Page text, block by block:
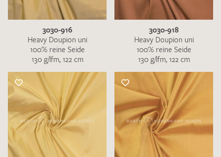
3030-916
Heavy Doupion uni
100% reine Seide
130 g/lfm, 122 cm
3030-918
Heavy Doupion uni
100% reine Seide
130 g/lfm, 122 cm